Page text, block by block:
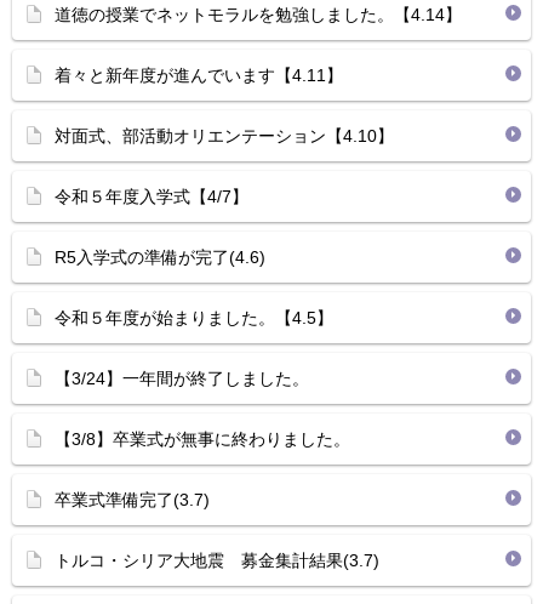
道徳の授業でネットモラルを勉強しました。【4.14】
着々と新年度が進んでいます【4.11】
対面式、部活動オリエンテーション【4.10】
令和５年度入学式【4/7】
R5入学式の準備が完了(4.6)
令和５年度が始まりました。【4.5】
【3/24】一年間が終了しました。
【3/8】卒業式が無事に終わりました。
卒業式準備完了(3.7)
トルコ・シリア大地震 募金集計結果(3.7)